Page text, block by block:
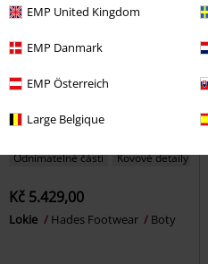
EMP United Kingdom
EMP Danmark
EMP Österreich
Large Belgique
Odnímatelné části Kovové detaily
Kč 5.429,00
Lokie Hades Footwear Boty